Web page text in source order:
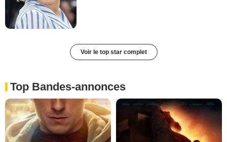
Voir le top star complet
Top Bandes-annonces